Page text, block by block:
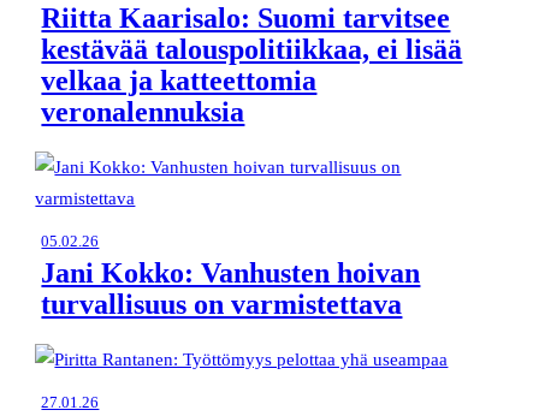
Riitta Kaarisalo: Suomi tarvitsee
kestävää talouspolitiikkaa, ei lisää
velkaa ja katteettomia
veronalennuksia
05.02.26
Jani Kokko: Vanhusten hoivan
turvallisuus on varmistettava
27.01.26